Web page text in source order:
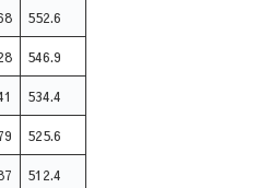
552.6
546.9
534.4
525.6
512.4